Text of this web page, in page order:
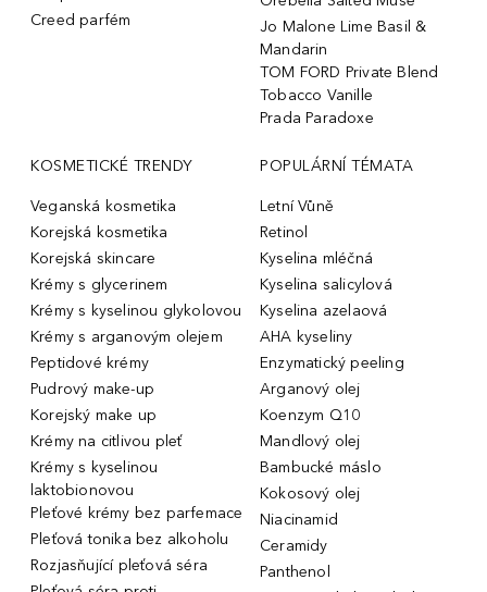
Creed parfém
Jo Malone Lime Basil &
Mandarin
TOM FORD Private Blend
Tobacco Vanille
Prada Paradoxe
KOSMETICKÉ TRENDY
Veganská kosmetika
Korejská kosmetika
Korejská skincare
Krémy s glycerinem
Krémy s kyselinou glykolovou
Krémy s arganovým olejem
Peptidové krémy
Pudrový make-up
Korejský make up
Krémy na citlivou pleť
Krémy s kyselinou
laktobionovou
Pleťové krémy bez parfemace
Pleťová tonika bez alkoholu
Rozjasňující pleťová séra
POPULÁRNÍ TÉMATA
Letní Vůně
Retinol
Kyselina mléčná
Kyselina salicylová
Kyselina azelaová
AHA kyseliny
Enzymatický peeling
Arganový olej
Koenzym Q10
Mandlový olej
Bambucké máslo
Kokosový olej
Niacinamid
Ceramidy
Panthenol